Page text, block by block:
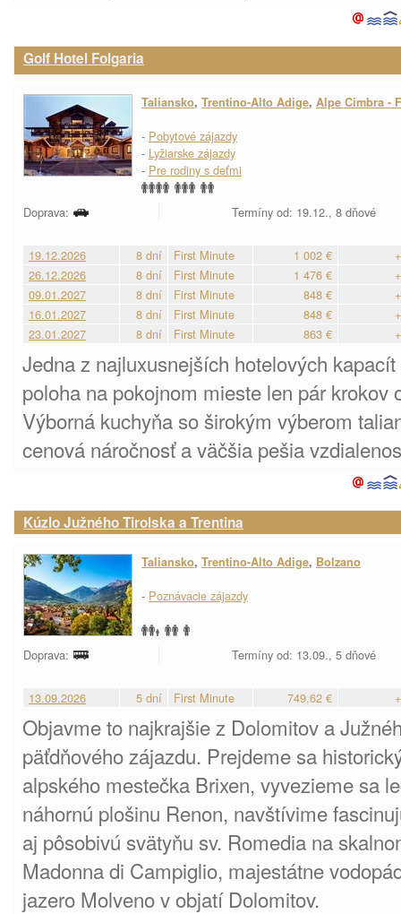
Golf Hotel Folgaria
Taliansko, Trentino-Alto Adige, Alpe Cimbra -
- Pobytové zájazdy
- Lyžiarske zájazdy
- Pre rodiny s deťmi
Doprava: Termíny od: 19.12., 8 dňové
19.12.2026 8 dní First Minute 1 002 €
26.12.2026
8 dní First Minute 1 476 €
09.01.2027
8 dní First Minute 848 €
16.01.2027
8 dní First Minute 848 €
23.01.2027
8 dní First Minute 863 €
Jedna z najluxusnejších hotelových
poloha na pokojnom mieste len pár krokov
Výborná kuchyňa so širokým výberom
cenová náročnosť a väčšia pešia
Kúzlo Južného Tirolska a Trentina
Taliansko, Trentino-Alto Adige, Bolzano
- Poznávacie zájazdy
Doprava: Termíny od: 13.09., 5 dňové
13.09.2026 5 dní First Minute 749,62 €
Objavme to najkrajšie z Dolomitov a
päťdňového zájazdu. Prejdeme sa
alpského mestečka Brixen, vyvezieme sa
náhornú plošinu Renon, navštívime
aj pôsobivú svätyňu sv. Romedia na
Madonna di Campiglio, majestátne
jazero Molveno v objatí Dolomitov.